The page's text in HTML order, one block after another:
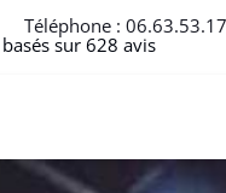
Téléphone :
sur 628 avis